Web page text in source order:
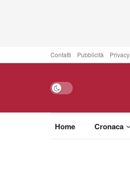
Contatti Pubblicità Privacy
Home Cronaca